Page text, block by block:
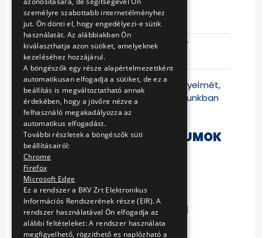
Eljárás száma
V-432/14
Ajánlattételi
határidő
2014-11-07
Felhívjuk a Tisztelt Ajánlattevők figyelmét,
hogy jelen versenyeztetési eljárásunkban
az ajánlattétel kizárólag a
LETÖLTHETŐ DOKUMENTUMOK
Ajánlattételi nyilatkozat
Ajánlati ár táblázata
Nyilatkozat alvállalkozókról
Kizáró okok nyilatkozata
Nyilatkozat az adózásról
személyre szabottabb internetélményhez
jut. Ön dönti el, hogy engedélyezi-e sütik
használatát. Az alábbiakban Ön
kiválaszthatja azon sütiket, amelyeknek
kezeléséhez hozzájárul.
A böngészők egy része alapértelmezettként
automatikusan elfogadja a sütiket, de ez a
beállítás is megváltoztatható annak
érdekében, hogy a jövőre nézve a
felhasználó megakadályozza az
automatikus elfogadást.
További részletek a böngészők süti
beállításairól:
Chrome
Firefox
Microsoft Edge
Ez a rendszer a BKV Zrt Elektronikus
Információs Rendszerének része (EIR). A
rendszer használatával Ön elfogadja az
alábbi feltételeket: A rendszer használata
megfigyelhető, rögzithető es naplózható a